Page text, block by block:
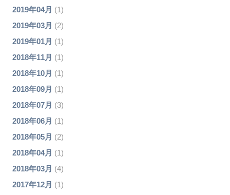
2019年04月 (1)
2019年03月 (2)
2019年01月 (1)
2018年11月 (1)
2018年10月 (1)
2018年09月 (1)
2018年07月 (3)
2018年06月 (1)
2018年05月 (2)
2018年04月 (1)
2018年03月 (4)
2017年12月 (1)